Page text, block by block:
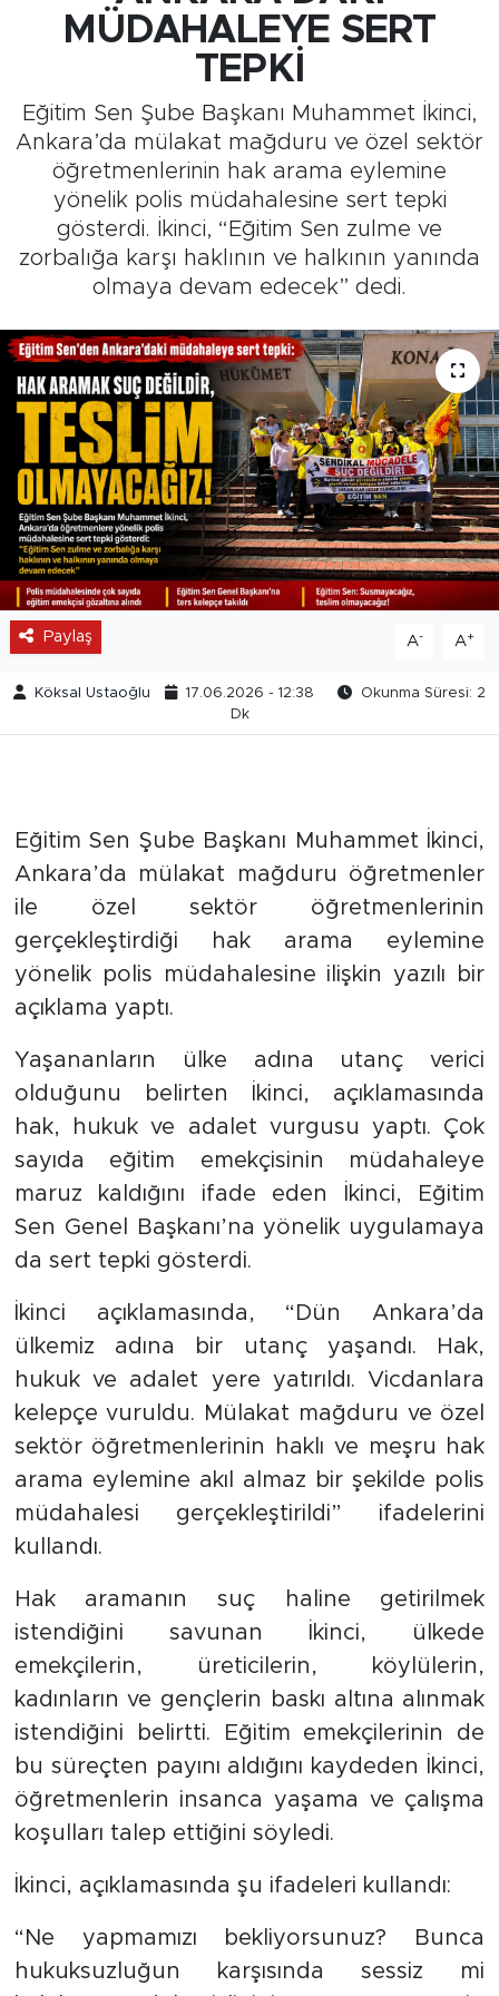
MÜDAHALEYE SERT
TEPKİ
Eğitim Sen Şube Başkanı Muhammet İkinci,
Ankara’da mülakat mağduru ve özel sektör
öğretmenlerinin hak arama eylemine
yönelik polis müdahalesine sert tepki
gösterdi. İkinci, “Eğitim Sen zulme ve
zorbalığa karşı haklının ve halkının yanında
olmaya devam edecek” dedi.
Paylaş A- A+
Köksal Ustaoğlu 17.06.2026 - 12:38
Okunma Süresi: 2
Dk
Eğitim Sen Şube Başkanı Muhammet İkinci,
Ankara’da mülakat mağduru öğretmenler
ile özel sektör öğretmenlerinin
gerçekleştirdiği hak arama eylemine
yönelik polis müdahalesine ilişkin yazılı bir
açıklama yaptı.
Yaşananların ülke adına utanç verici
olduğunu belirten İkinci, açıklamasında
hak, hukuk ve adalet vurgusu yaptı. Çok
sayıda eğitim emekçisinin müdahaleye
maruz kaldığını ifade eden İkinci, Eğitim
Sen Genel Başkanı’na yönelik uygulamaya
da sert tepki gösterdi.
İkinci açıklamasında, “Dün Ankara’da
ülkemiz adına bir utanç yaşandı. Hak,
hukuk ve adalet yere yatırıldı. Vicdanlara
kelepçe vuruldu. Mülakat mağduru ve özel
sektör öğretmenlerinin haklı ve meşru hak
arama eylemine akıl almaz bir şekilde polis
müdahalesi gerçekleştirildi” ifadelerini
kullandı.
Hak aramanın suç haline getirilmek
istendiğini savunan İkinci, ülkede
emekçilerin, üreticilerin, köylülerin,
kadınların ve gençlerin baskı altına alınmak
istendiğini belirtti. Eğitim emekçilerinin de
bu süreçten payını aldığını kaydeden İkinci,
öğretmenlerin insanca yaşama ve çalışma
koşulları talep ettiğini söyledi.
İkinci, açıklamasında şu ifadeleri kullandı:
“Ne yapmamızı bekliyorsunuz? Bunca
hukuksuzluğun karşısında sessiz mi
Medya
Siyaset
Teknoloji
GURBETTEN SILAYA
Köşe Yazarları
Manşet
Ulusal Son Dakika Haberleri